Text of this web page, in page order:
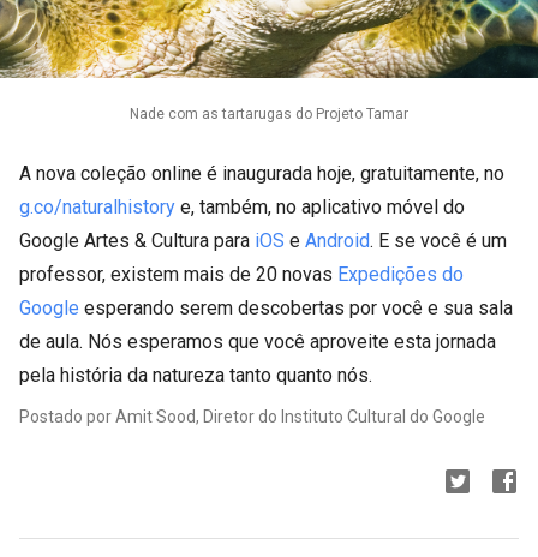
Nade com as tartarugas do Projeto Tamar
A nova coleção online é inaugurada hoje, gratuitamente, no
g.co/naturalhistory e, também, no aplicativo móvel do
Google Artes & Cultura para iOS e Android. E se você é um
professor, existem mais de 20 novas Expedições do
Google esperando serem descobertas por você e sua sala
de aula. Nós esperamos que você aproveite esta jornada
pela história da natureza tanto quanto nós.
Postado por Amit Sood, Diretor do Instituto Cultural do Google